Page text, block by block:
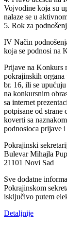
Vojvodine koja su
nalaze se u
5. Rok za
IV Način
koja se podnosi na
Prijave na Konkurs
pokrajinskih
br. 16, ili se
na konkursnim
sa internet
potpisane od strane
koverti sa
podnosioca prijave
Pokrajinski
Bulevar Mihajla
21101 Novi Sad
Sve dodatne
Pokrajinskom
isključivo putem
Detaljnije